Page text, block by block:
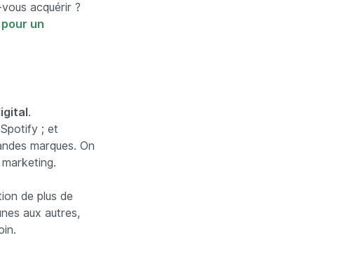
acquérir ?
un
.
; et
marques. On
marketing.
de plus de
aux autres,